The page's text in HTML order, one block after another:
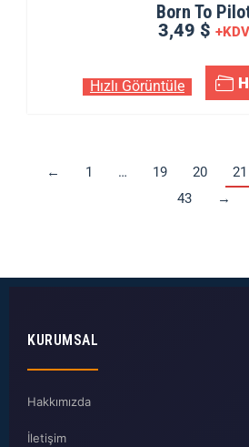
Born To
3,49 $ +KDV
Hızlı Görüntüle
← 1 … 19 20 21
43
→
KURUMSAL
Hakkımızda
İletişim